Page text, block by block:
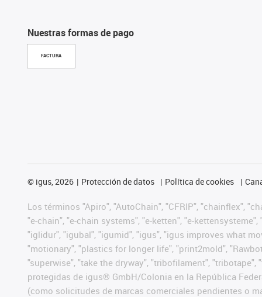
Nuestras formas de pago
FACTURA
© igus, 2026 Protección de datos Política de cookies
Los términos "Apiro", "AutoChain", "CFRIP", "chainflex",
"e-chain", "e-chain systems", "e-ketten", "e-
"iglidur", "igubal", "igumid", "igus", "igus improves what
"motionary", "plastics for longer life", "print2mold",
"superwise", "take the dryway", "tribofilament",
protegidas de igus® GmbH/Colonia en la República
(como solicitudes de marcas comerciales pendientes o